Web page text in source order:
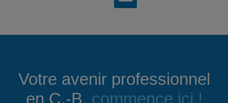
Votre avenir professionnel
en C.-B. commence ici !